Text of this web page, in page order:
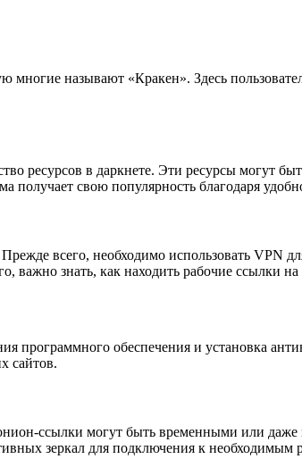
многие называют «Кракен». Здесь
ресурсов в даркнете. Эти ресурсы могут
свою популярность благодаря
всего, необходимо использовать VPN
важно знать, как находить рабочие ссылки на
программного обеспечения и установка
сайтов.
ссылки могут быть временными или
зеркал для подключения к необходимым